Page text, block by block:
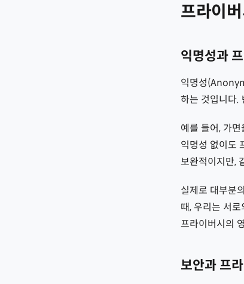
프라이
익명성과
익명성
하는 것입니다.
예를 들어, 가
익명성 없이도
보완적이지만,
실제로 대부분
때, 우리는 서
프라이버시의
보안과 프